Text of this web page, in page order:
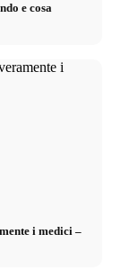
e cosa
i medici –